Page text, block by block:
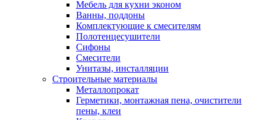
Мебель для кухни эконом
Ванны, поддоны
Комплектующие к смесителям
Полотенцесушители
Сифоны
Смесители
Унитазы, инсталляции
Строительные материалы
Металлопрокат
Герметики, монтажная пена, очистители
пены, клеи